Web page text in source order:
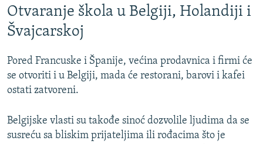
Otvaranje škola u Belgiji, Holandiji i
Švajcarskoj
Pored Francuske i Španije, većina prodavnica i firmi će
se otvoriti i u Belgiji, mada će restorani, barovi i kafei
ostati zatvoreni.
Belgijske vlasti su takođe sinoć dozvolile ljudima da se
susreću sa bliskim prijateljima ili rođacima što je